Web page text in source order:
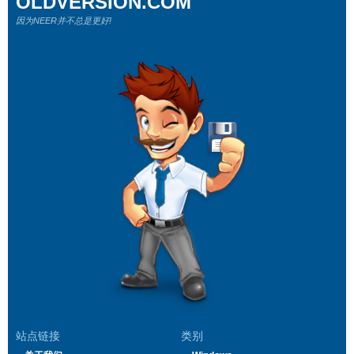
站点链接 类别
因为NEER并不总是更好!